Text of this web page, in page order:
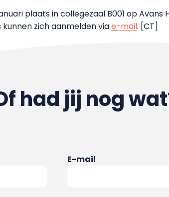
plaats in collegezaal B001 op Avans
zich aanmelden viae-mail. [CT]
had jij nog
E-mail